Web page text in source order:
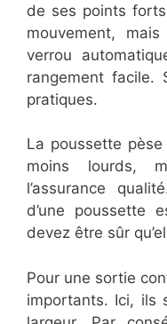
de ses points
mouvement,
verrou
rangement facile.
pratiques.
La poussette
moins lourds,
l’assurance
d’une poussette
devez être sûr
Pour une sortie
importants. Ici, ils